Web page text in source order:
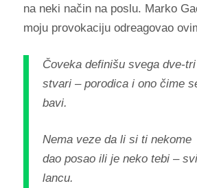
na neki način na poslu. Marko
moju provokaciju odreagovao
Čoveka definišu svega dve-tri
stvari – porodica i ono čime
bavi.
Nema veze da li si ti nekome
dao posao ili je neko tebi –
lancu.